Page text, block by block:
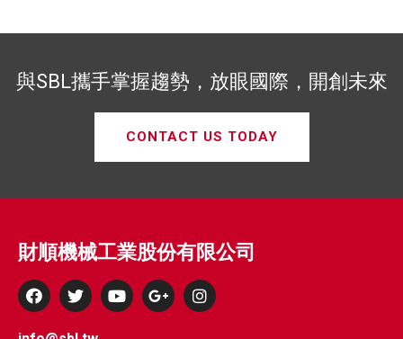
與SBL攜手掌握趨勢，放眼國際，開創未來
CONTACT US TODAY
財順機械工業股份有限公司